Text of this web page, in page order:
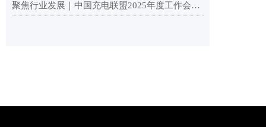
聚焦行业发展｜中国充电联盟2025年度工作会议在杭州顺利召开！